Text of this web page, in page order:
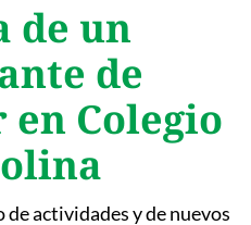
de un
de
Colegio
de actividades y de nuevos